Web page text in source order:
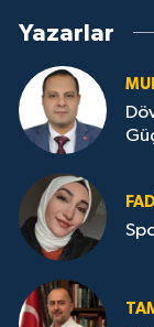
Yazarlar